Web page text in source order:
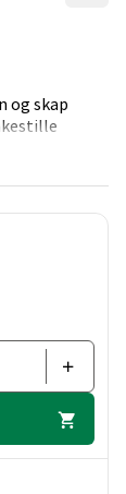
og skap
dinosaur
den